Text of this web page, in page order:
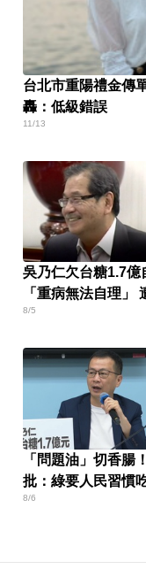
台北市重陽禮金傳
轟：低級錯誤
11/13
吳乃仁欠台糖1.7億
「重病無法自理」
「上健身房」
8/5
「問題油」切香腸
批：綠要人民習慣
8/6